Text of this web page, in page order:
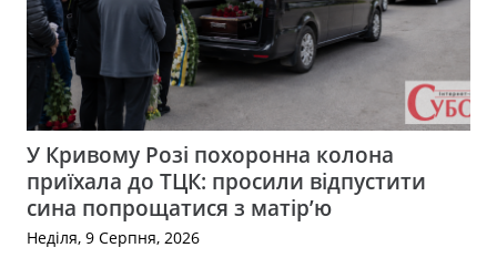
У Кривому Розі похоронна колона
приїхала до ТЦК: просили відпустити
сина попрощатися з матір’ю
Неділя, 9 Серпня, 2026